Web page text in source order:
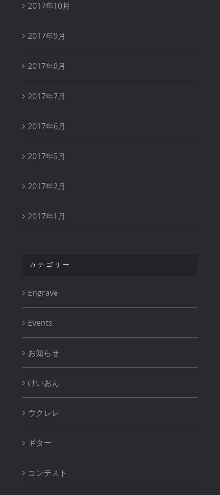
2017年10月
2017年9月
2017年8月
2017年7月
2017年6月
2017年5月
2017年2月
2017年1月
カテゴリー
Engrave
Events
お知らせ
けいおん
ウクレレ
ギター
コンテスト